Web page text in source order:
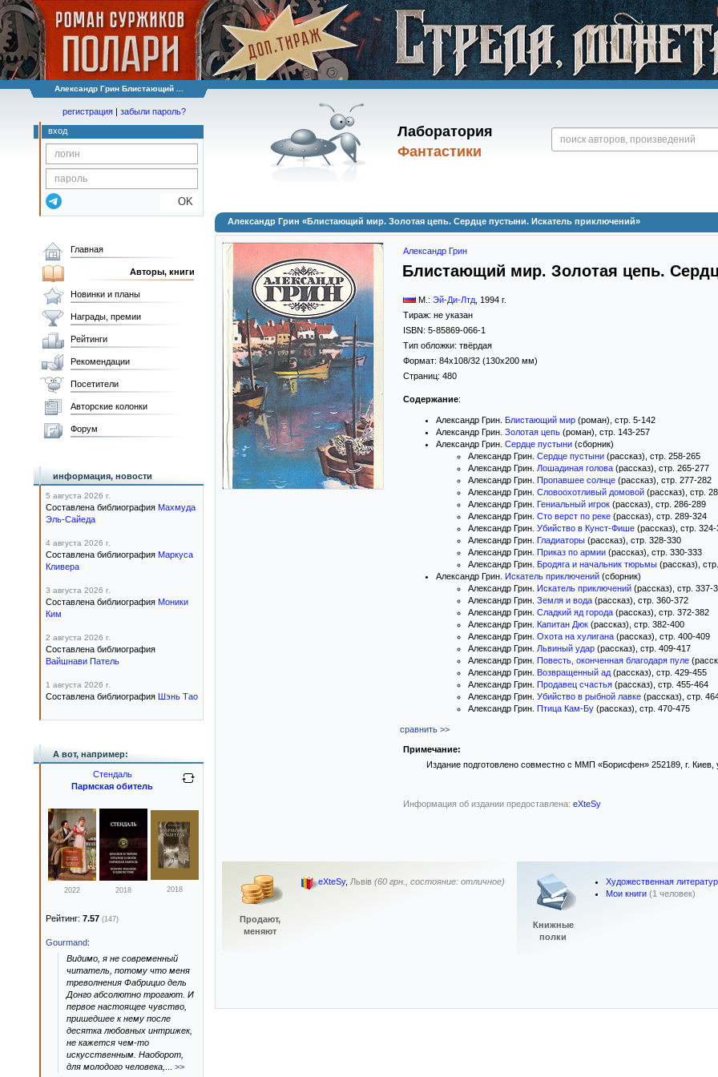
Александр Грин Блистающий ...
Лаборатория
Фантастики
регистрация | забыли пароль?
вход
OK
Александр Грин «Блистающий мир. Золотая цепь. Сердце пустыни. Искатель приключений»
Александр Грин
Блистающий мир. Золотая цепь.
М.: Эй-Ди-Лтд 1994 г.
Тираж: не указан
ISBN: 5-85869-066-1
Тип обложки: твёрдая
Формат: 84x108/32 (130x200 мм)
Страниц: 480
Содержание:
Александр Грин. Блистающий мир (роман), стр. 5-142
Александр Грин. Золотая цепь (роман), стр. 143-257
Александр Грин. Сердце пустыни (сборник)
Александр Грин. Сердце пустыни (рассказ), стр. 258-265
Александр Грин. Лошадиная голова (рассказ), стр. 265-277
Александр Грин. Пропавшее солнце (рассказ), стр. 277-282
Александр Грин. Словоохотливый домовой (рассказ), стр.
Александр Грин. Гениальный игрок (рассказ), стр. 286-289
Александр Грин. Сто верст по реке (рассказ), стр. 289-324
Александр Грин. Убийство в Кунст-Фише (рассказ), стр.
Александр Грин. Гладиаторы (рассказ), стр. 328-330
Александр Грин. Приказ по армии (рассказ), стр. 330-333
Александр Грин. Бродяга и начальник тюрьмы (рассказ),
Александр Грин. Искатель приключений (сборник)
Александр Грин. Искатель приключений (рассказ), стр. 337-
Александр Грин. Земля и вода (рассказ), стр. 360-372
Александр Грин. Сладкий яд города (рассказ), стр. 372-382
Александр Грин. Капитан Дюк (рассказ), стр. 382-400
Александр Грин. Охота на хулигана (рассказ), стр. 400-409
Александр Грин. Львиный удар (рассказ), стр. 409-417
Александр Грин. Повесть, оконченная благодаря пуле
Александр Грин. Возвращенный ад (рассказ), стр. 429-455
Александр Грин. Продавец счастья (рассказ), стр. 455-464
Александр Грин. Убийство в рыбной лавке (рассказ), стр.
Александр Грин. Птица Кам-Бу (рассказ), стр. 470-475
сравнить >>
Примечание:
Издание подготовлено совместно с ММП «Борисфен» 252189, г. Киев,
Информация об издании предоставлена: eXteSy
Продают,
меняют
eXteSy, Львів (60 грн., состояние: отличное)
Книжные
полки
Художественная
Мои книги (1 человек)
Главная
Авторы, книги
Новинки и планы
Награды, премии
Рейтинги
Рекомендации
Посетители
Авторские колонки
Форум
информация, новости
5 августа 2026 г.
Составлена библиография Махмуда
Эль-Сайеда
4 августа 2026 г.
Составлена библиография Маркуса
Кливера
3 августа 2026 г.
Составлена библиография Моники
Ким
2 августа 2026 г.
Составлена библиография
Вайшнави Патель
1 августа 2026 г.
Составлена библиография Шэнь Тао
А вот, например:
Стендаль
Пармская обитель
2022 2018 2018
Рейтинг: 7.57 (147)
Gourmand:
Видимо, я не современный
читатель, потому что меня
треволнения Фабрицио дель
Донго абсолютно трогают. И
первое настоящее чувство,
пришедшее к нему после
десятка любовных интрижек,
не кажется чем-то
искусственным. Наоборот,
для молодого человека,
>>